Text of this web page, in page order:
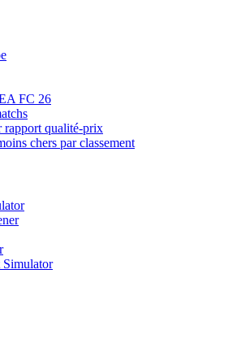
FC 26
rapport qualité-prix
chers par classement
Simulator